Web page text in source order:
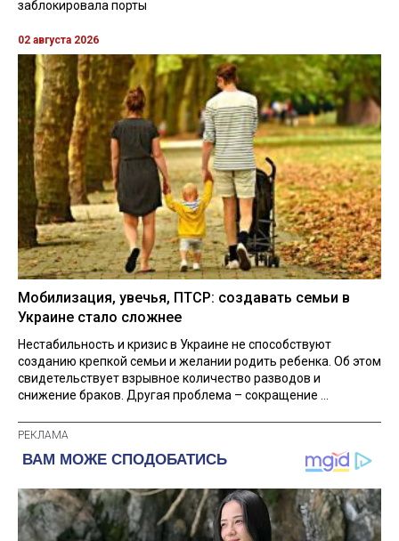
заблокировала порты
02 августа 2026
Мобилизация, увечья, ПТСР: создавать семьи в
Украине стало сложнее
Нестабильность и кризис в Украине не способствуют
созданию крепкой семьи и желании родить ребенка. Об этом
свидетельствует взрывное количество разводов и
снижение браков. Другая проблема – сокращение ...